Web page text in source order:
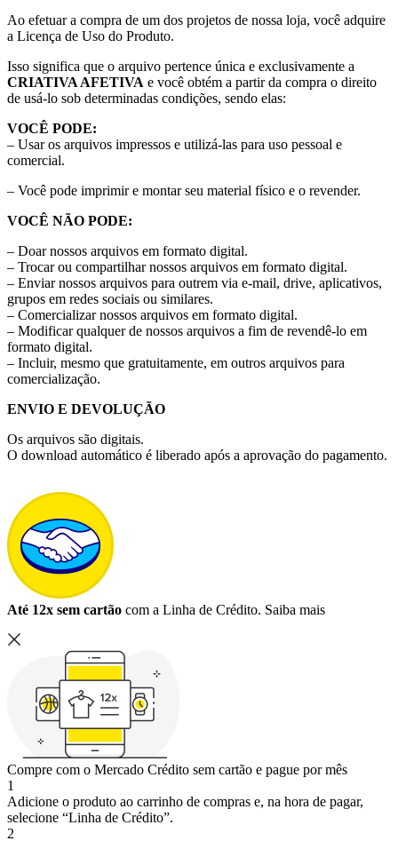
Ao efetuar a compra de um dos projetos de nossa loja, você adquire
a Licença de Uso do Produto.
Isso significa que o arquivo pertence única e exclusivamente a
CRIATIVA AFETIVA e você obtém a partir da compra o direito
de usá-lo sob determinadas condições, sendo elas:
VOCÊ PODE:
– Usar os arquivos impressos e utilizá-las para uso pessoal e
comercial.
– Você pode imprimir e montar seu material físico e o revender.
VOCÊ NÃO PODE:
– Doar nossos arquivos em formato digital.
– Trocar ou compartilhar nossos arquivos em formato digital.
– Enviar nossos arquivos para outrem via e-mail, drive, aplicativos,
grupos em redes sociais ou similares.
– Comercializar nossos arquivos em formato digital.
– Modificar qualquer de nossos arquivos a fim de revendê-lo em
formato digital.
– Incluir, mesmo que gratuitamente, em outros arquivos para
comercialização.
ENVIO E DEVOLUÇÃO
Os arquivos são digitais.
O download automático é liberado após a aprovação do pagamento.
Até 12x sem cartão com a Linha de Crédito. Saiba mais
Compre com o Mercado Crédito sem cartão e pague por mês
1
Adicione o produto ao carrinho de compras e, na hora de pagar,
selecione “Linha de Crédito”.
2